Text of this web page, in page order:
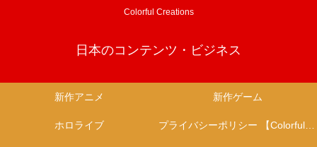
Colorful Creations
日本のコンテンツ・ビジネス
新作アニメ 新作ゲーム
ホロライブ プライバシーポリシー 【Colorful Creation】